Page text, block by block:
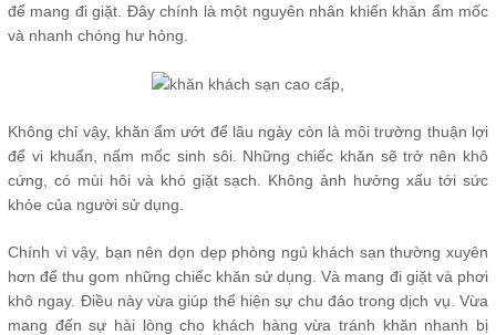
để mang đi giặt. Đây chính là một nguyên nhân khiến khăn ẩm mốc
và nhanh chóng hư hỏng.
Không chỉ vậy, khăn ẩm ướt để lâu ngày còn là môi trường thuận lợi
để vi khuẩn, nấm mốc sinh sôi. Những chiếc khăn sẽ trở nên khô
cứng, có mùi hôi và khó giặt sạch. Không ảnh hưởng xấu tới sức
khỏe của người sử dụng.
Chính vì vậy, bạn nên dọn dẹp phòng ngủ khách sạn thường xuyên
hơn để thu gom những chiếc khăn sử dụng. Và mang đi giặt và phơi
khô ngay. Điều này vừa giúp thể hiện sự chu đáo trong dịch vụ. Vừa
mang đến sự hài lòng cho khách hàng vừa tránh khăn nhanh bị